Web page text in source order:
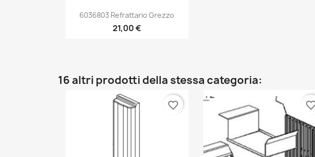
Anteprima
6036803 Refrattario Grezzo
21,00 €
16 altri prodotti della stessa categoria:
favorite_border